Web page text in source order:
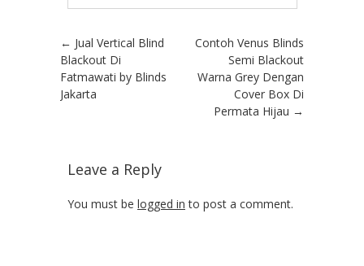
Post navigation
← Jual Vertical Blind
Blackout Di
Fatmawati by Blinds
Jakarta
Contoh Venus Blinds
Semi Blackout
Warna Grey Dengan
Cover Box Di
Permata Hijau →
Leave a Reply
You must be logged in to post a comment.